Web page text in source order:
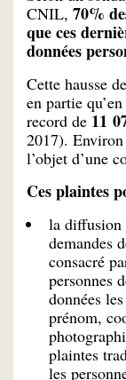
CNIL, 70%
que ces
données
Cette hausse
en partie
record de 11
2017). Environ
l’objet d’une
Ces plaintes
la diffusion
demandes
consacré
personnes
données
prénom,
plaintes
les